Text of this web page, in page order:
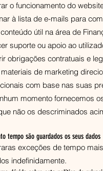
o funcionamento do
à lista de e-mails para
útil na área de
suporte ou apoio ao
obrigações contratuais e
materiais de marketing
com base nas suas
momento fornecemos
não os descriminados
tempo são guardados os seus dados
exceções de tempo
indefinidamente.